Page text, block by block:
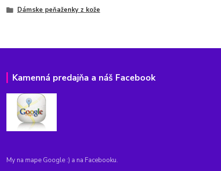
Dámske peňaženky z kože
Kamenná predajňa a náš Facebook
My na mape Google :) a na Facebooku.